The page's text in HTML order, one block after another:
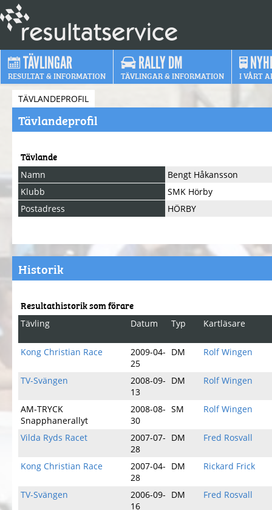
TÄVLINGAR
RESULTAT & INFORMATION
RALLY DM
TÄVLINGAR & INFORMATION I VÅRT
TÄVLANDEPROFIL
Tävlandeprofil
Tävlande
Namn
Bengt Håkansson
Klubb
SMK Hörby
Postadress
HÖRBY
Historik
Resultathistorik som förare
Tävling Datum Typ Kartläsare
Kong Christian Race
2009-04-
25
DM Rolf Wingen
TV-Svängen
2008-09-
13
DM Rolf Wingen
AM-TRYCK
Snapphanerallyt
2008-08-
30
SM Rolf Wingen
Vilda Ryds Racet
2007-07-
28
DM Fred Rosvall
Kong Christian Race
2007-04-
28
DM Rickard Frick
TV-Svängen
2006-09-
16
DM Fred Rosvall